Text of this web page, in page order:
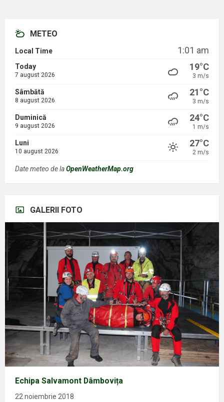
METEO
Local Time 1:01 am
Today
7 august 2026
19°C
3 m/s
Sâmbătă
8 august 2026
21°C
3 m/s
Duminică
9 august 2026
24°C
1 m/s
Luni
10 august 2026
27°C
2 m/s
Date meteo de laOpenWeatherMap.org
GALERII FOTO
Echipa Salvamont Dâmbovița
22 noiembrie 2018